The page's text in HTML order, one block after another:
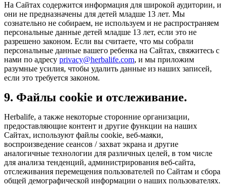
На Сайтах содержится информация для широкой аудитории, и
они не предназначены для детей младше 13 лет. Мы
сознательно не собираем, не используем и не распространяем
персональные данные детей младше 13 лет, если это не
разрешено законом. Если вы считаете, что мы собрали
персональные данные вашего ребенка на Сайтах, свяжитесь с
нами по адресу privacy@herbalife.com, и мы приложим
разумные усилия, чтобы удалить данные из наших записей,
если это требуется законом.
9. Файлы cookie и отслеживание.
Herbalife, а также некоторые сторонние организации,
предоставляющие контент и другие функции на наших
Сайтах, используют файлы cookie, веб-маяки,
воспроизведение сеансов / захват экрана и другие
аналогичные технологии для различных целей, в том числе
для анализа тенденций, администрирования веб-сайта,
отслеживания перемещения пользователей по Сайтам и сбора
общей демографической информации о наших пользователях.